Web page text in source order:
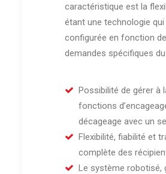
caractéristique est la
étant une technologie
configurée en fonction
demandes spécifiques
Possibilité de gérer à
fonctions
décageage avec un
Flexibilité, fiabilité et
complète des
Le système robotisé,